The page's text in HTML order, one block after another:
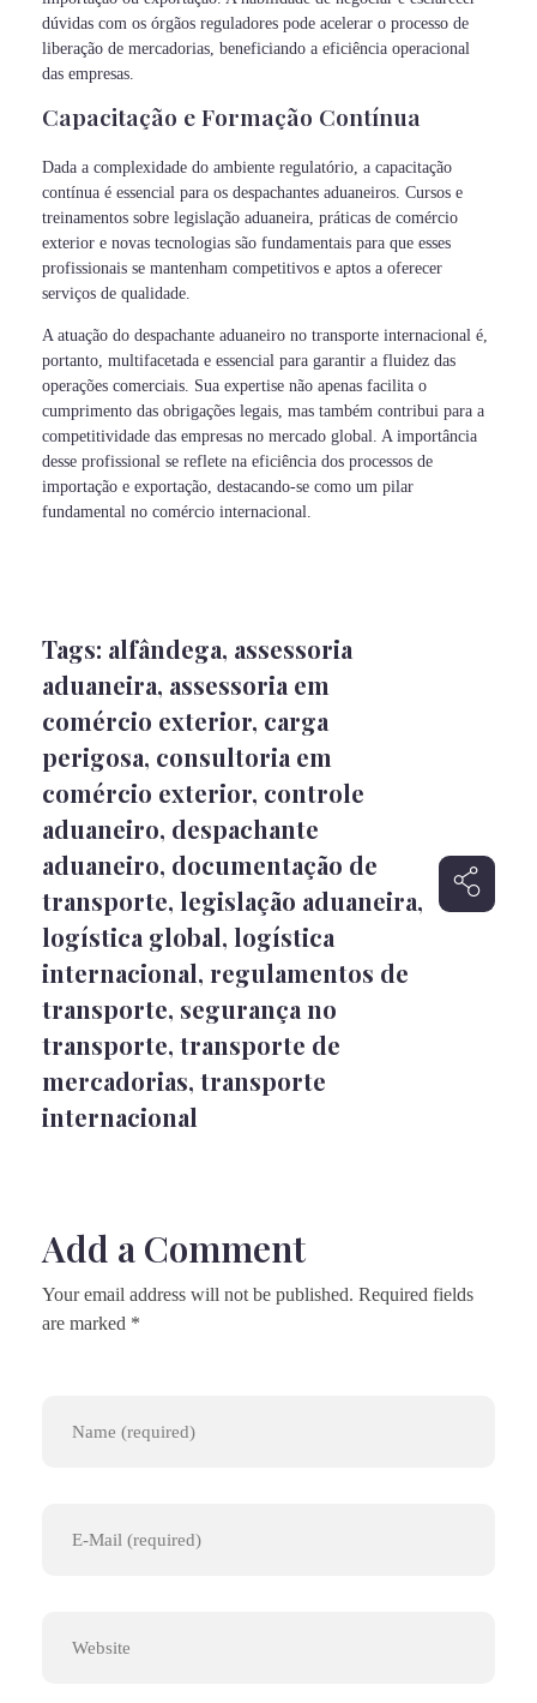
dúvidas com os órgãos reguladores pode acelerar o processo de
liberação de mercadorias, beneficiando a eficiência operacional
das empresas.
Capacitação e Formação Contínua
Dada a complexidade do ambiente regulatório, a capacitação
contínua é essencial para os despachantes aduaneiros. Cursos e
treinamentos sobre legislação aduaneira, práticas de comércio
exterior e novas tecnologias são fundamentais para que esses
profissionais se mantenham competitivos e aptos a oferecer
serviços de qualidade.
A atuação do despachante aduaneiro no transporte internacional é,
portanto, multifacetada e essencial para garantir a fluidez das
operações comerciais. Sua expertise não apenas facilita o
cumprimento das obrigações legais, mas também contribui para a
competitividade das empresas no mercado global. A importância
desse profissional se reflete na eficiência dos processos de
importação e exportação, destacando-se como um pilar
fundamental no comércio internacional.
Tags: alfândega, assessoria
aduaneira, assessoria em
comércio exterior, carga
perigosa, consultoria em
comércio exterior, controle
aduaneiro, despachante
aduaneiro, documentação de
transporte, legislação aduaneira,
logística global, logística
internacional, regulamentos de
transporte, segurança no
transporte, transporte de
mercadorias, transporte
internacional
Add a Comment
Your email address will not be published. Required fields
are marked *